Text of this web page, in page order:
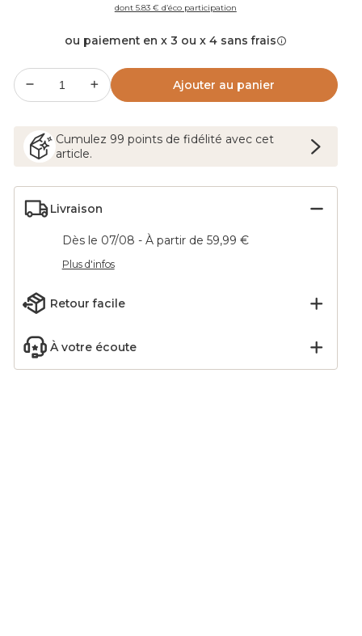
dont 5.83 € d’éco participation
ou paiement en x 3 ou x 4 sans frais
Ajouter au panier
Cumulez 99 pointsde fidélité avec cet
article.
Livraison
Dès le 07/08 - À partir de 59,99 €
Plus d'infos
Retour facile
À votre écoute